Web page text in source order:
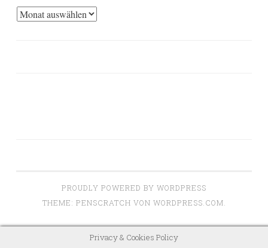
Archiv
PROUDLY POWERED BY WORDPRESS
THEME: PENSCRATCH VON WORDPRESS.COM
Privacy & Cookies Policy